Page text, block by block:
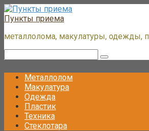
Перейти
к
Пункты приема
металлолома, макулатуры, одежды,
Металлолом
Макулатура
Одежда
Пластик
Техника
Стеклотара